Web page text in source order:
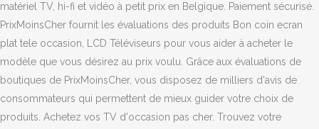
matériel TV, hi-fi et vidéo à petit prix en Belgique. Paiement sécurisé.
PrixMoinsCher fournit les évaluations des produits Bon coin ecran
plat tele occasion, LCD Téléviseurs pour vous aider à acheter le
modèle que vous désirez au prix voulu. Grâce aux évaluations de
boutiques de PrixMoinsCher, vous disposez de milliers d'avis de
consommateurs qui permettent de mieux guider votre choix de
produits. Achetez vos TV d'occasion pas cher. Trouvez votre